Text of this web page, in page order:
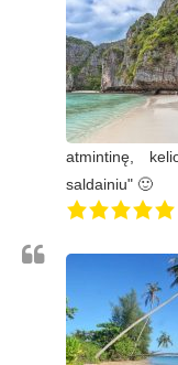
atmintinę,
saldainiu" 🙂